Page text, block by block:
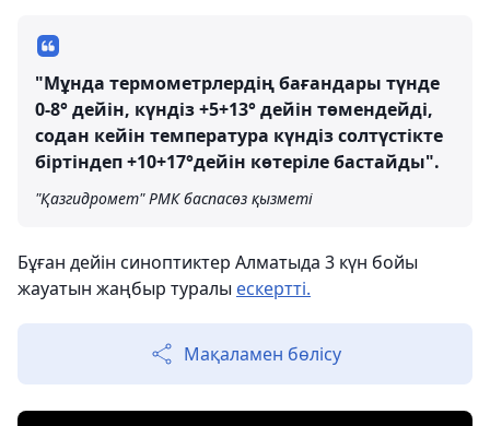
"Мұнда термометрлердің бағандары түнде
0-8° дейін, күндіз +5+13° дейін төмендейді,
содан кейін температура күндіз солтүстікте
біртіндеп +10+17°дейін көтеріле бастайды".
"Қазгидромет" РМК баспасөз қызметі
Бұған дейін синоптиктер Алматыда 3 күн бойы
жауатын жаңбыр туралы ескертті.
Мақаламен бөлісу